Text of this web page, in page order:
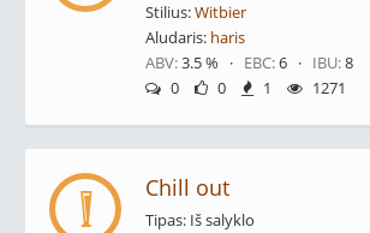
Stilius:Witbier
Aludaris: haris
ABV:3.5 % · EBC:6 · IBU:8
0
0 1 1271
Chill out
Tipas: Iš salyklo